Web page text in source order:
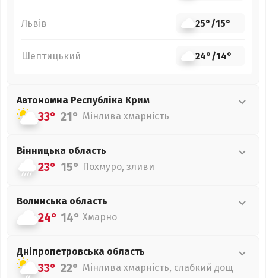
Львів 25°/15°
Шептицький 24°/14°
Автономна Республіка Крим
33° 21° Мінлива хмарність
Вінницька область
23° 15° Похмуро, зливи
Волинська область
24° 14° Хмарно
Дніпропетровська область
33° 22° Мінлива хмарність, слабкий дощ